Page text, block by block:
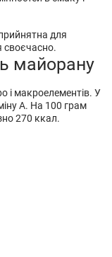
для
своєчасно.
майорану
і макроелементів. У
А. На 100 грам
270 ккал.